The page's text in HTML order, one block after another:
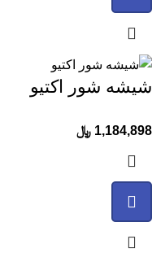
شیشه شور اکتیو
1,184,898 ﷼